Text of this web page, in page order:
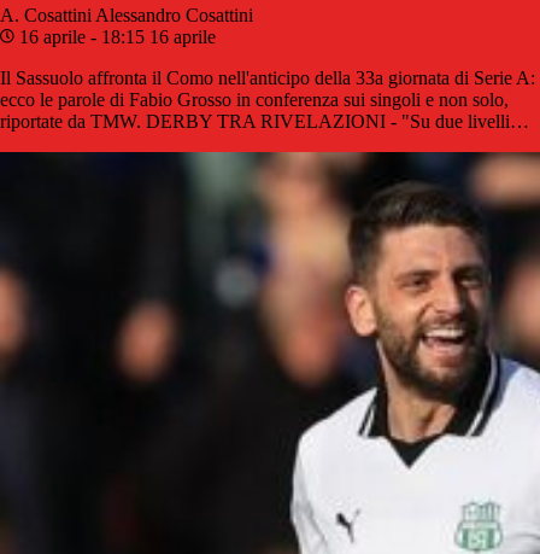
A. Cosattini Alessandro Cosattini
16 aprile - 18:15 16 aprile
Il Sassuolo affronta il Como nell'anticipo della 33a giornata di Serie A:
ecco le parole di Fabio Grosso in conferenza sui singoli e non solo,
riportate da TMW. DERBY TRA RIVELAZIONI - "Su due livelli…